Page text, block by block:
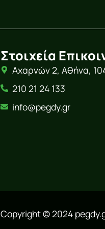
Στοιχεία
Αχαρνών 2, Αθήνα,
210 21 24 133
info@pegdy.gr
Copyright © 2024